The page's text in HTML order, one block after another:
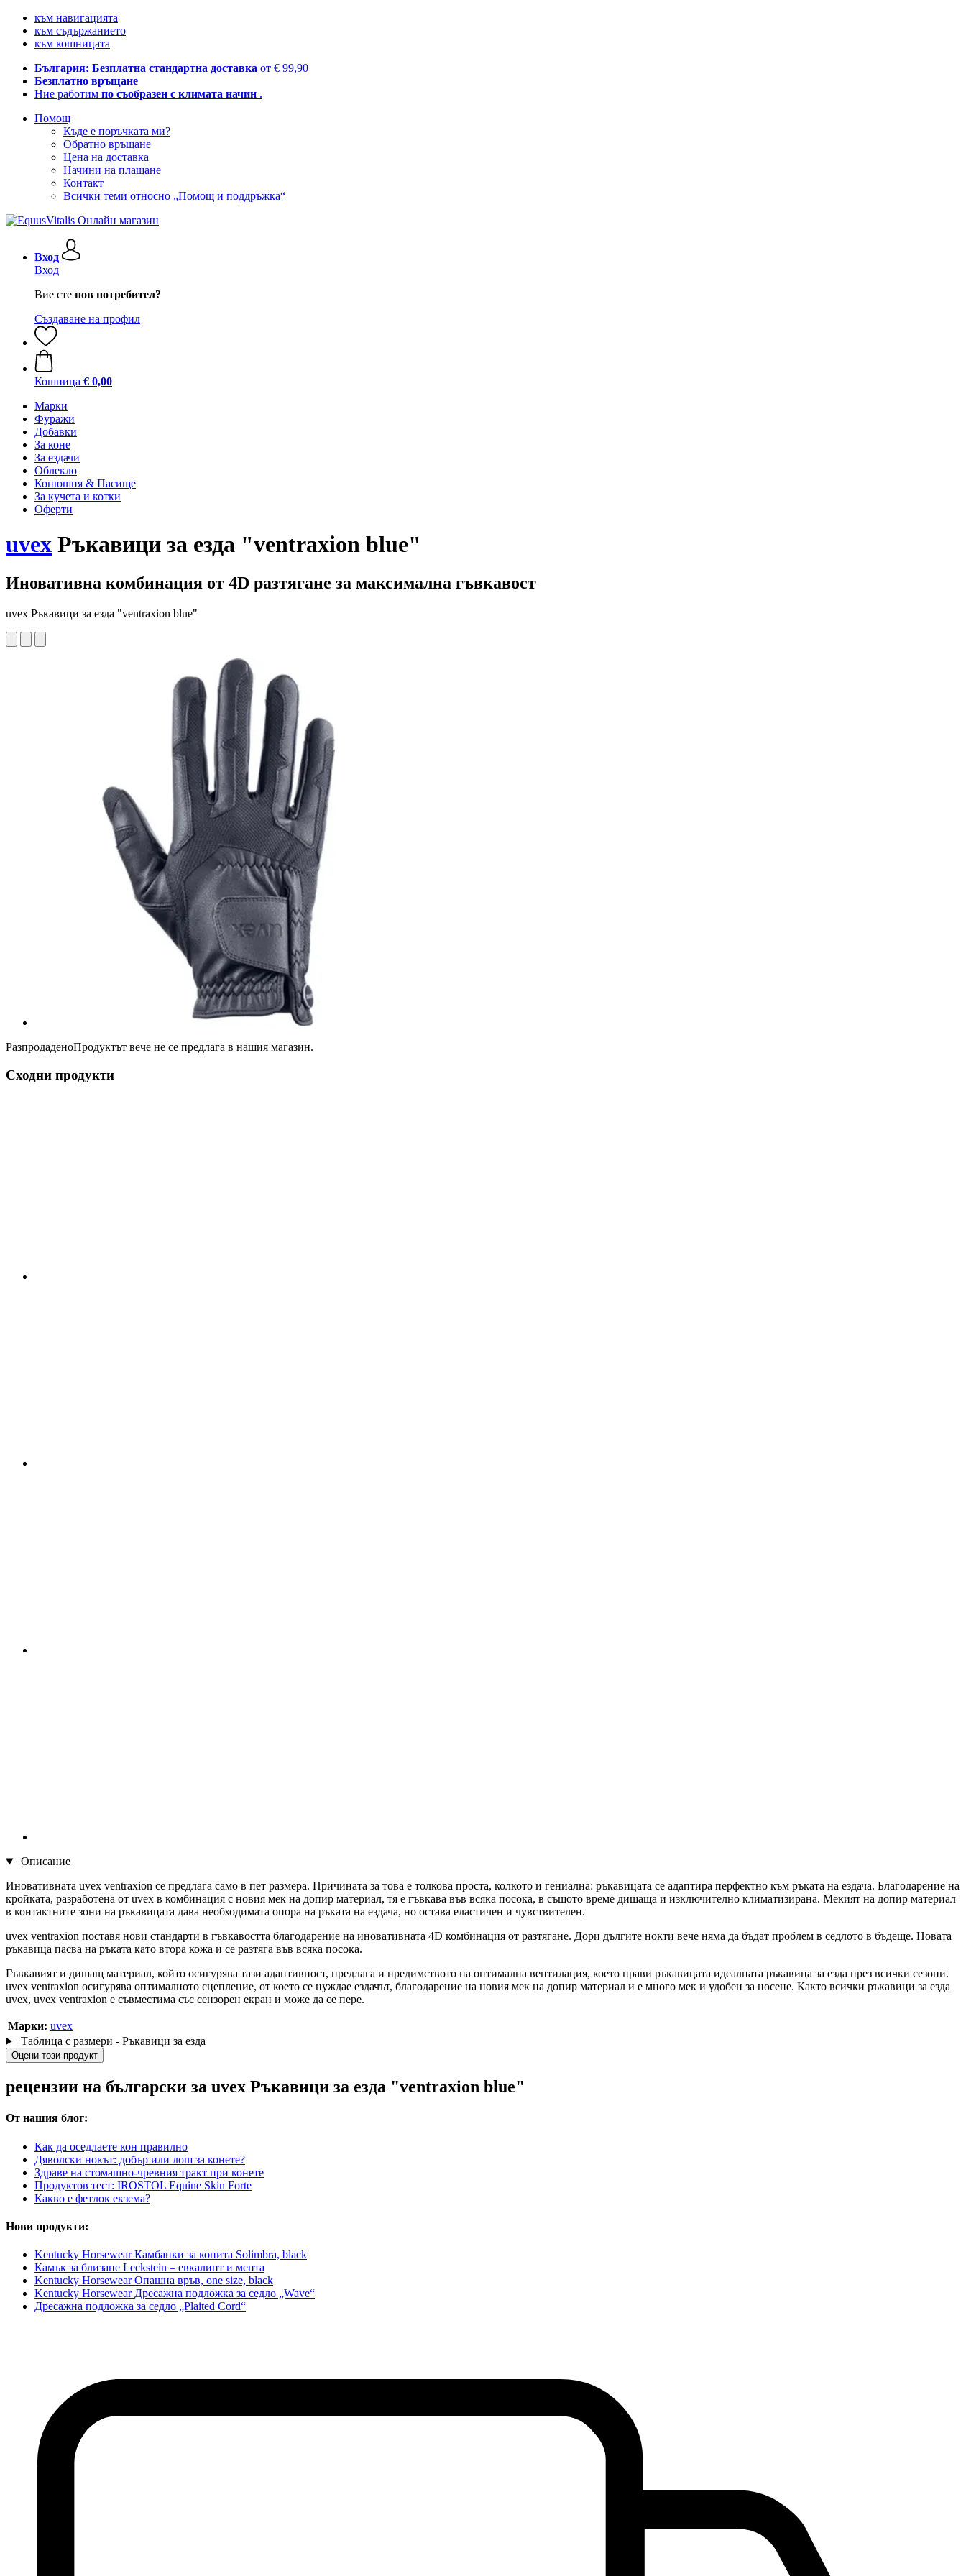
към навигацията
към съдържанието
към кошницата
България: Безплатна стандартна доставка от € 99,90
Безплатно връщане
Ние работим по съобразен с климата начин .
Помощ
Къде е поръчката ми?
Обратно връщане
Цена на доставка
Начини на плащане
Контакт
Всички теми относно „Помощ и поддръжка“
Вход
Вход
Вие сте нов потребител?
Създаване на профил
Кошница € 0,00
Марки
Фуражи
Добавки
За коне
За ездачи
Облекло
Конюшня & Пасище
За кучета и котки
Оферти
uvex Ръкавици за езда "ventraxion blue"
Иновативна комбинация от 4D разтягане за максимална гъвкавост
uvex Ръкавици за езда "ventraxion blue"
РазпродаденоПродуктът вече не се предлага в нашия магазин.
Сходни продукти
Описание
Иновативната uvex ventraxion се предлага само в пет размера. Причината за това е толкова проста, колкото и гениална: ръкавицата се адаптира перфектно към ръката на ездача. Благодарение на
кройката, разработена от uvex в комбинация с новия мек на допир материал, тя е гъвкава във всяка посока, в същото време дишаща и изключително климатизирана. Мекият на допир материал
в контактните зони на ръкавицата дава необходимата опора на ръката на ездача, но остава еластичен и чувствителен.
uvex ventraxion поставя нови стандарти в гъвкавостта благодарение на иновативната 4D комбинация от разтягане. Дори дългите нокти вече няма да бъдат проблем в седлото в бъдеще. Новата
ръкавица пасва на ръката като втора кожа и се разтяга във всяка посока.
Гъвкавият и дишащ материал, който осигурява тази адаптивност, предлага и предимството на оптимална вентилация, което прави ръкавицата идеалната ръкавица за езда през всички сезони.
uvex ventraxion осигурява оптималното сцепление, от което се нуждае ездачът, благодарение на новия мек на допир материал и е много мек и удобен за носене. Както всички ръкавици за езда
uvex, uvex ventraxion е съвместима със сензорен екран и може да се пере.
Марки: uvex
Таблица с размери - Ръкавици за езда
Оцени този продукт
рецензии на български за uvex Ръкавици за езда "ventraxion blue"
От нашия блог:
Как да оседлаете кон правилно
Дяволски нокът: добър или лош за конете?
Здраве на стомашно-чревния тракт при конете
Продуктов тест: IROSTOL Equine Skin Forte
Какво е фетлок екзема?
Нови продукти:
Kentucky Horsewear Камбанки за копита Solimbra, black
Камък за близане Leckstein – евкалипт и мента
Kentucky Horsewear Опашна връв, one size, black
Kentucky Horsewear Дресажна подложка за седло „Wave“
Дресажна подложка за седло „Plaited Cord“